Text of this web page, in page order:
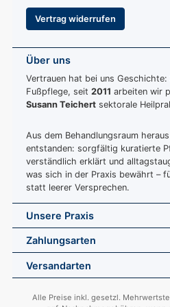
Vertrag widerrufen
Über uns
Vertrauen hat bei uns Geschichte:
Fußpflege, seit 2011 arbeiten wir
Susann Teichert sektorale
Aus dem Behandlungsraum
entstanden: sorgfältig kuratierte
verständlich erklärt und
was sich in der Praxis bewährt –
statt leerer Versprechen.
Unsere Praxis
Zahlungsarten
Versandarten
Alle Preise inkl. gesetzl.